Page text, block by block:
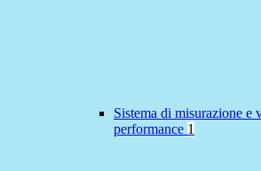
Sistema di misurazione e
performance 1